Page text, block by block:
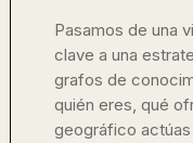
Pasamos de una
clave a una
grafos de
quién eres, qué
geográfico